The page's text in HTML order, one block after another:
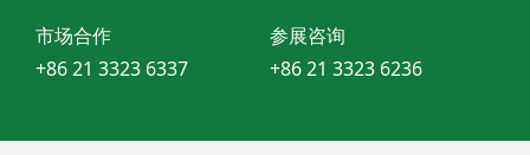
市场合作
+86 21 3323 6337
参展咨询
+86 21 3323 6236